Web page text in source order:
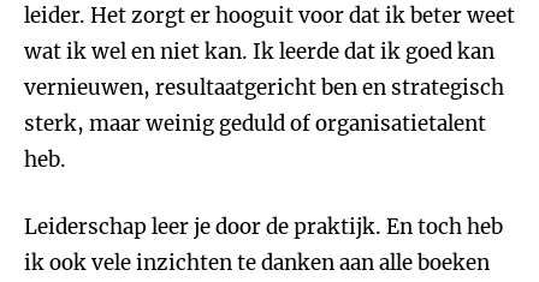
leider. Het zorgt er hooguit voor dat ik beter weet
wat ik wel en niet kan. Ik leerde dat ik goed kan
vernieuwen, resultaatgericht ben en strategisch
sterk, maar weinig geduld of organisatietalent
heb.
Leiderschap leer je door de praktijk. En toch heb
ik ook vele inzichten te danken aan alle boeken